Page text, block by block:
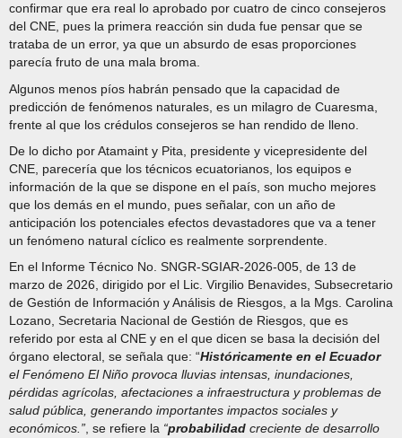
confirmar que era real lo aprobado por cuatro de cinco consejeros
del CNE, pues la primera reacción sin duda fue pensar que se
trataba de un error, ya que un absurdo de esas proporciones
parecía fruto de una mala broma.
Algunos menos píos habrán pensado que la capacidad de
predicción de fenómenos naturales, es un milagro de Cuaresma,
frente al que los crédulos consejeros se han rendido de lleno.
De lo dicho por Atamaint y Pita, presidente y vicepresidente del
CNE, parecería que los técnicos ecuatorianos, los equipos e
información de la que se dispone en el país, son mucho mejores
que los demás en el mundo, pues señalar, con un año de
anticipación los potenciales efectos devastadores que va a tener
un fenómeno natural cíclico es realmente sorprendente.
En el Informe Técnico No. SNGR-SGIAR-2026-005, de 13 de
marzo de 2026, dirigido por el Lic. Virgilio Benavides, Subsecretario
de Gestión de Información y Análisis de Riesgos, a la Mgs. Carolina
Lozano, Secretaria Nacional de Gestión de Riesgos, que es
referido por esta al CNE y en el que dicen se basa la decisión del
órgano electoral, se señala que: “Históricamente en el Ecuador
el Fenómeno El Niño provoca lluvias intensas, inundaciones,
pérdidas agrícolas, afectaciones a infraestructura y problemas de
salud pública, generando importantes impactos sociales y
económicos.”, se refiere la “probabilidad creciente de desarrollo